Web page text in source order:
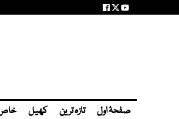
صفحۂ اول تازہ ترین کھیل